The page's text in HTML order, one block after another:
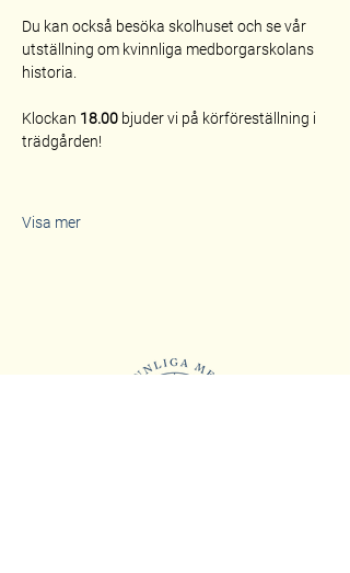
Du kan också besöka skolhuset och se vår
utställning om kvinnliga medborgarskolans
historia.
Klockan 18.00 bjuder vi på körföreställning i
trädgården!
Visa mer